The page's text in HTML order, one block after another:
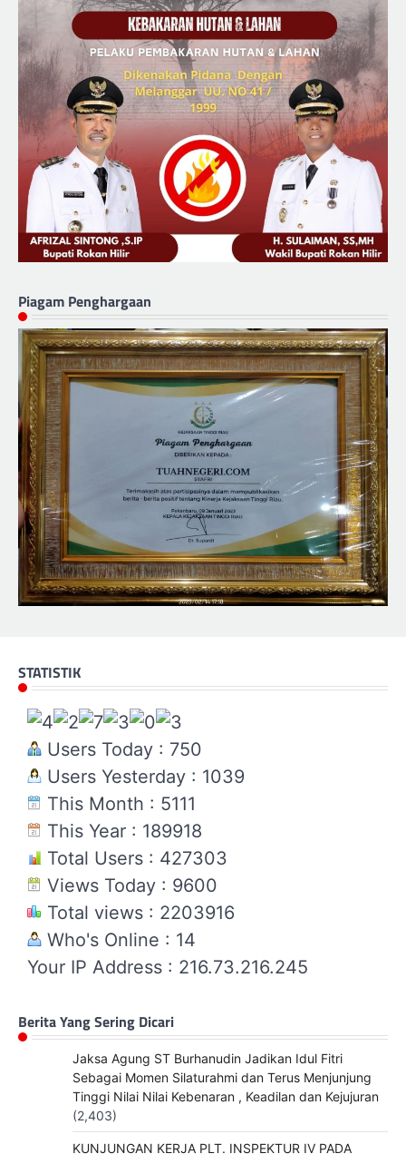
Piagam Penghargaan
STATISTIK
Users Today : 750
Users Yesterday : 1039
This Month : 5111
This Year : 189918
Total Users : 427303
Views Today : 9600
Total views : 2203916
Who's Online : 14
Your IP Address : 216.73.216.245
Berita Yang Sering Dicari
Jaksa Agung ST Burhanudin Jadikan Idul Fitri
Sebagai Momen Silaturahmi dan Terus Menjunjung
Tinggi Nilai Nilai Kebenaran , Keadilan dan Kejujuran
(2,403)
KUNJUNGAN KERJA PLT. INSPEKTUR IV PADA